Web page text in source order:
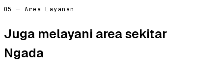
05 — Area Layanan
Juga melayani area sekitar
Ngada